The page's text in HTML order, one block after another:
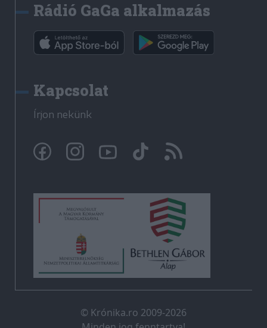
Rádió GaGa alkalmazás
Kapcsolat
Írjon nekünk
© Krónika.ro 2009-2026